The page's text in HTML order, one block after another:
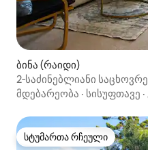
ბინა (რაიდი)
2‑საძინებლიანი
მატარებელი და
მდებარეობა · სისუფთავე ·
სტუმართა რჩეული
სტუმართა რჩეული